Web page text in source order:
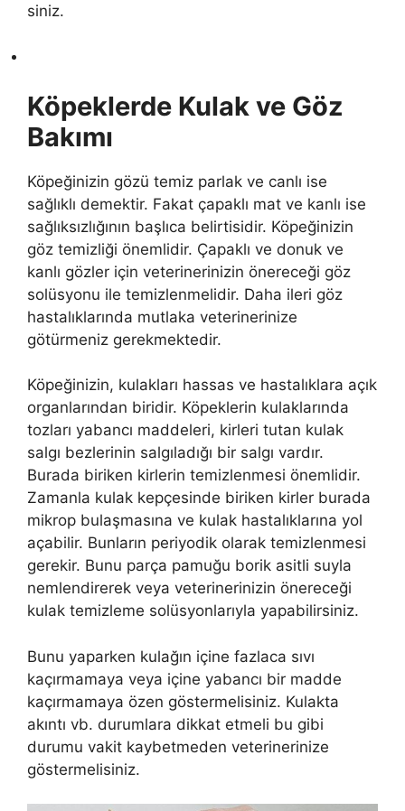
siniz.
Köpeklerde Kulak ve Göz
Bakımı
Köpeğinizin gözü temiz parlak ve canlı ise
sağlıklı demektir. Fakat çapaklı mat ve kanlı ise
sağlıksızlığının başlıca belirtisidir. Köpeğinizin
göz temizliği önemlidir. Çapaklı ve donuk ve
kanlı gözler için veterinerinizin önereceği göz
solüsyonu ile temizlenmelidir. Daha ileri göz
hastalıklarında mutlaka veterinerinize
götürmeniz gerekmektedir.
Köpeğinizin, kulakları hassas ve hastalıklara açık
organlarından biridir. Köpeklerin kulaklarında
tozları yabancı maddeleri, kirleri tutan kulak
salgı bezlerinin salgıladığı bir salgı vardır.
Burada biriken kirlerin temizlenmesi önemlidir.
Zamanla kulak kepçesinde biriken kirler burada
mikrop bulaşmasına ve kulak hastalıklarına yol
açabilir. Bunların periyodik olarak temizlenmesi
gerekir. Bunu parça pamuğu borik asitli suyla
nemlendirerek veya veterinerinizin önereceği
kulak temizleme solüsyonlarıyla yapabilirsiniz.
Bunu yaparken kulağın içine fazlaca sıvı
kaçırmamaya veya içine yabancı bir madde
kaçırmamaya özen göstermelisiniz. Kulakta
akıntı vb. durumlara dikkat etmeli bu gibi
durumu vakit kaybetmeden veterinerinize
göstermelisiniz.